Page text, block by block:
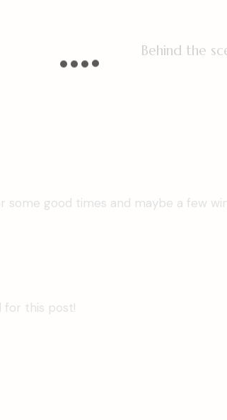
Behind the
some good times and maybe a few
for this post!